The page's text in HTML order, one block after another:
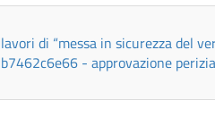
lavori di “messa in sicurezza del
b7462c6e66 - approvazione